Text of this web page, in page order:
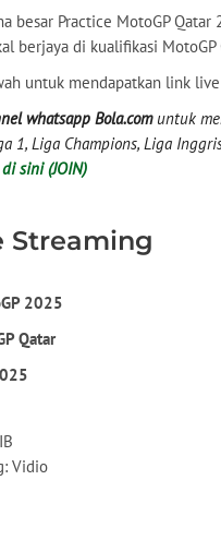
besar Practice MotoGP
berjaya di kualifikasi MotoGP
untuk mendapatkan link
whatsapp Bola.comuntuk
1, Liga Champions, Liga
sini (JOIN)
Streaming
2025
Qatar
Vidio